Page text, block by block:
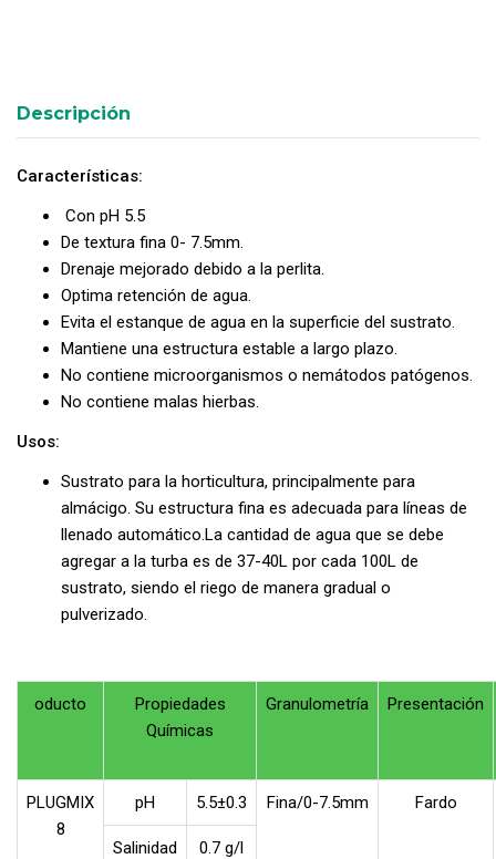
Descripción
Características:
Con pH 5.5
De textura fina 0- 7.5mm.
Drenaje mejorado debido a la perlita.
Optima retención de agua.
Evita el estanque de agua en la superficie del sustrato.
Mantiene una estructura estable a largo plazo.
No contiene microorganismos o nemátodos patógenos.
No contiene malas hierbas.
Usos:
Sustrato para la horticultura, principalmente para
almácigo. Su estructura fina es adecuada para líneas de
llenado automático.La cantidad de agua que se debe
agregar a la turba es de 37-40L por cada 100L de
sustrato, siendo el riego de manera gradual o
pulverizado.
oducto
Propiedades
Químicas
Granulometría Presentación
PLUGMIX
8
pH 5.5±0.3 Fina/0-7.5mm Fardo
Salinidad 0.7 g/l